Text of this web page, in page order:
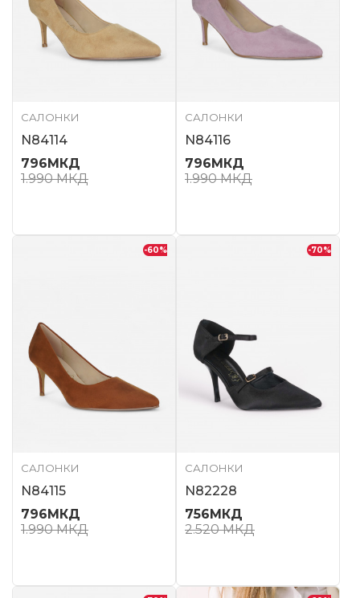
САЛОНКИ
N84114
796 МКД
1.990МКД
САЛОНКИ
N84116
796 МКД
1.990МКД
-60%
САЛОНКИ
N84115
796МКД
1.990МКД
-70%
САЛОНКИ
N82228
756МКД
2.520МКД